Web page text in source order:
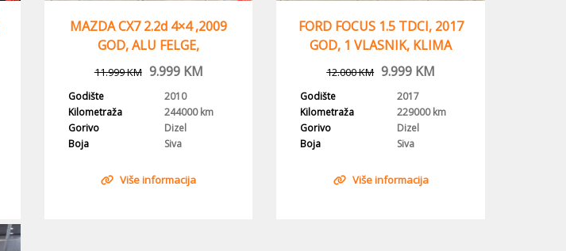
MAZDA CX7 2.2d 4×4 ,2009
GOD, ALU FELGE,
XENONI,KLIMA
11.999KM 9.999KM
Godište
2010
Kilometraža
244000 km
Gorivo
Dizel
Boja
Siva
Više informacija
FORD FOCUS 1.5 TDCI, 2017
GOD, 1 VLASNIK, KLIMA
12.000KM 9.999 KM
Godište
2017
Kilometraža
229000 km
Gorivo
Dizel
Boja
Siva
Više informacija